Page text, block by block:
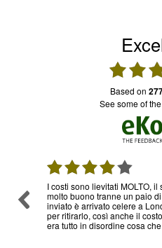
based on
see some of
I costi sono lievitati MOLTO,
molto buono tranne un paio
inviato è arrivato celere a
per ritirarlo, così anche il
era tutto in disordine cosa